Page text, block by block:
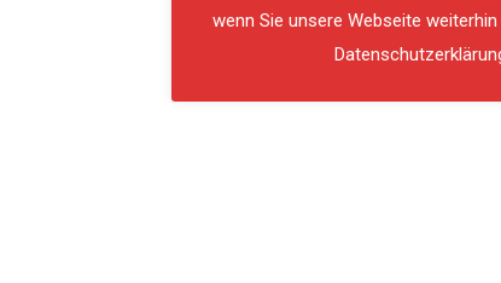
wenn Sie unsere Webseite